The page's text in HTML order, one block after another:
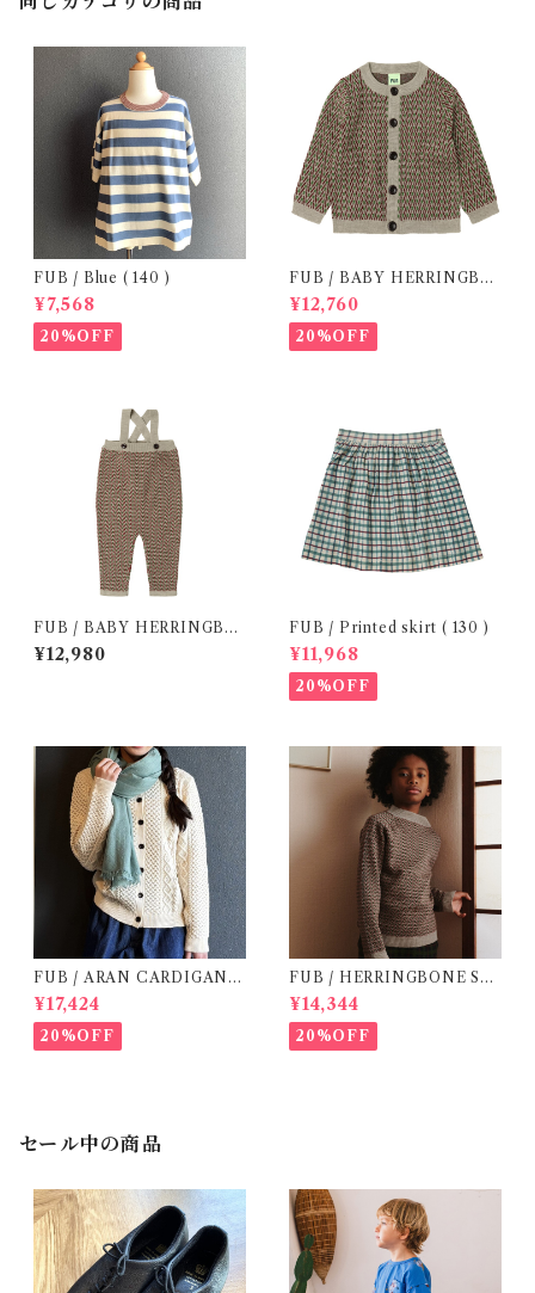
FUB / Blue ( 140 )
¥7,568
20%OFF
FUB / BABY HERRINGBO
NE CARDIGAN (86 / 92 )
¥12,760
20%OFF
FUB / BABY HERRINGBO
NE OVERALL (80 )
¥12,980
FUB / Printed skirt ( 130 )
¥11,968
20%OFF
FUB / ARAN CARDIGAN (
140 / 150 )
¥17,424
20%OFF
FUB / HERRINGBONE SW
EATER( 150 )
¥14,344
20%OFF
セール中の商品